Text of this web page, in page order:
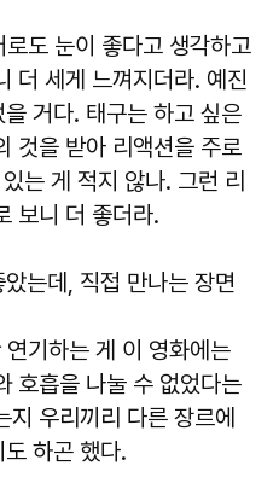
도 눈이 좋다고 생각하고
더 세게 느껴지더라. 예진
거다. 태구는 하고 싶은
것을 받아 리액션을 주로
는 게 적지 않나. 그런 리
보니 더 좋더라.
는데, 직접 만나는 장면
기하는 게 이 영화에는
호흡을 나눌 수 없었다는
우리끼리 다른 장르에
하곤 했다.